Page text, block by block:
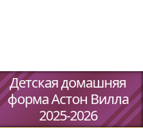
Детская домашняя
форма Астон Вилла
2025-2026